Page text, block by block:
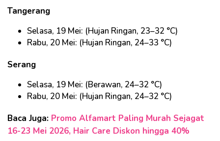
Tangerang
Selasa, 19 Mei: (Hujan Ringan, 23–32 °C)
Rabu, 20 Mei: (Hujan Ringan, 24–33 °C)
Serang
Selasa, 19 Mei: (Berawan, 24–32 °C)
Rabu, 20 Mei: (Hujan Ringan, 24–32 °C)
Baca Juga: Promo Alfamart Paling Murah Sejagat
16-23 Mei 2026, Hair Care Diskon hingga 40%